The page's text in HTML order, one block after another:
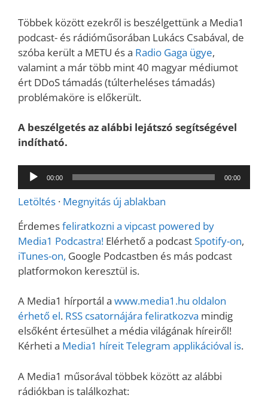
Többek között ezekről is beszélgettünk a Media1
podcast- és rádióműsorában Lukács Csabával, de
szóba került a METU és a Radio Gaga ügye,
valamint a már több mint 40 magyar médiumot
ért DDoS támadás (túlterheléses támadás)
problémaköre is előkerült.
A beszélgetés az alábbi lejátszó segítségével
indítható.
Audió
lejátszó
00:00 00:00
Letöltés · Megnyitás új ablakban
Érdemesfeliratkozni a vipcast powered by
Media1 Podcastra! Elérhető a podcastSpotify-on,
iTunes-on, Google Podcastben és más podcast
platformokon keresztül is.
A Media1 hírportál a www.media1.hu oldalon
érhető el. RSS csatornájára feliratkozva mindig
elsőként értesülhet a média világának híreiről!
Kérheti a Media1 híreit Telegram applikációval is.
A Media1 műsorával többek között az alábbi
rádiókban is találkozhat: